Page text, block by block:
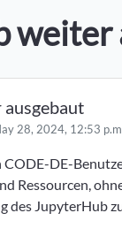
weiter
28, 2024, 12:53
DE-
Ressourcen,
des JupyterHub